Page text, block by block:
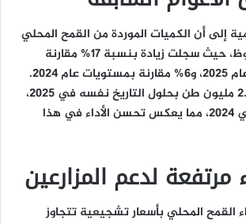
إلى أن الكميات الموردة من القمح المحلي
ارتفعت بشكل ملحوظ، حيث سجلت زيادة بنسبة 17% مقارنة
بالفترة نفسها من عام 2025، و6% مقارنة بمستويات عام 2024.
وكان قد تم جمع 2.01 مليون طن بحلول التاريخ نفسه في 2025،
و2.22 مليون طن في 2024، مما يعكس تحسن الأداء في هذا
لدعم المزارعين
القمح المحلي بأسعار تشجيعية تتجاوز